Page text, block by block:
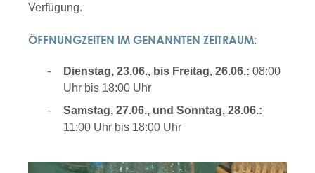
Verfügung.
ÖFFNUNGZEITEN IM GENANNTEN ZEITRAUM:
Dienstag, 23.06., bis Freitag, 26.06.: 08:00
Uhr bis 18:00 Uhr
Samstag, 27.06., und Sonntag, 28.06.:
11:00 Uhr bis 18:00 Uhr